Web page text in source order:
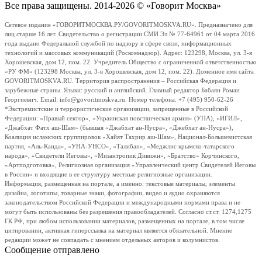
Все права защищены. 2014-2026 © «Говорит Москва»
Сетевое издание «ГОВОРИТМОСКВА.РУ/GOVORITMOSKVA.RU». Предназначено для
лиц старше 16 лет. Свидетельство о регистрации СМИ Эл № 77-64961 от 04 марта 2016
года выдано Федеральной службой по надзору в сфере связи, информационных
технологий и массовых коммуникаций (Роскомнадзор). Адрес: 123298, Москва, ул. 3-я
Хорошевская, дом 12, пом. 22. Учредитель Общество с ограниченной ответственностью
«РУ ФМ» (123298 Москва, ул. 3-я Хорошевская, дом 12, пом. 22). Доменное имя сайта
GOVORITMOSKVA.RU. Территория распространения – Российская Федерация и
зарубежные страны. Языки: русский и английский. Главный редактор Бабаян Роман
Георгиевич. Email: info@govoritmoskva.ru. Номер телефона: +7 (495) 950-62-26
*Экстремистские и террористические организации, запрещенные в Российской
Федерации: «Правый сектор», «Украинская повстанческая армия» (УПА), «ИГИЛ»,
«Джабхат Фатх аш-Шам» (бывшая «Джабхат ан-Нусра», «Джебхат ан-Нусра»),
Коалиция исламских группировок «Хайят Тахрир аш-Шам», Национал-Большевистская
партия, «Аль-Каида», «УНА-УНСО», «Талибан», «Меджлис крымско-татарского
народа», «Свидетели Иеговы», «Мизантропик Дивижн», «Братство» Корчинского,
«Артподготовка», Религиозная организация «Управленческий центр Свидетелей Иеговы
в России» и входящие в ее структуру местные религиозные организации.
Информация, размещенная на портале, а именно: текстовые материалы, элементы
дизайна, логотипы, товарные знаки, фотографии, видео и аудио охраняются
законодательством Российской Федерации и международными нормами права и не
могут быть использованы без разрешения правообладателей. Согласно ст.ст. 1274,1275
ГК РФ, при любом использовании материалов, размещенных на портале, в том числе
цитировании, активная гиперссылка на материал является обязательной. Мнение
редакции может не совпадать с мнением отдельных авторов и колумнистов.
Сообщение отправлено